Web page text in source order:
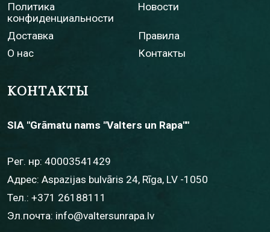
Политика
конфиденциальности
Новости
Доставка
Правила
О нас
Контакты
КОНТАКТЫ
SIA "Grāmatu nams "Valters un Rapa""
Рег. нр: 40003541429
Адрес: Aspazijas bulvāris 24, Rīga, LV -1050
Тел.: +371 26188111
Эл.почта: info@valtersunrapa.lv